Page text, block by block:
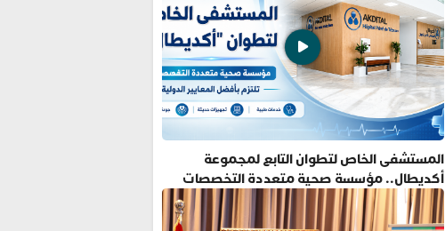
المستشفى الخاص لتطوان التابع لمجموعة
أكديطال.. مؤسسة صحية متعددة التخصصات
تلتزم بأفضل المعايير الدولية